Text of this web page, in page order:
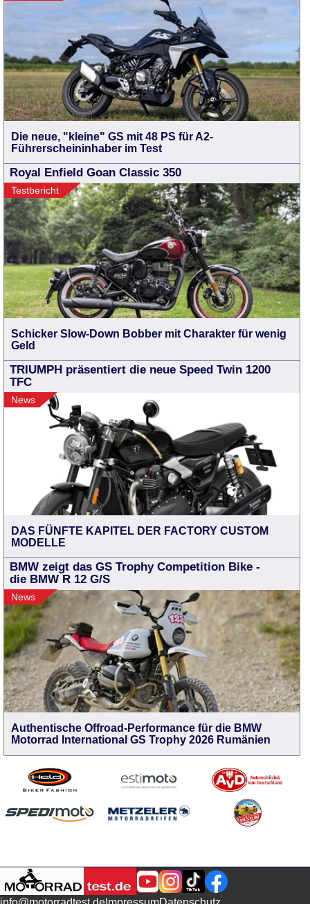
Die neue, "kleine" GS mit 48 PS für A2-
Führerscheininhaber im Test
Royal Enfield Goan Classic 350
Testbericht
Schicker Slow-Down Bobber mit Charakter für wenig
Geld
TRIUMPH präsentiert die neue Speed Twin 1200
TFC
News
DAS FÜNFTE KAPITEL DER FACTORY CUSTOM
MODELLE
BMW zeigt das GS Trophy Competition Bike -
die BMW R 12 G/S
News
Authentische Offroad-Performance für die BMW
Motorrad International GS Trophy 2026 Rumänien